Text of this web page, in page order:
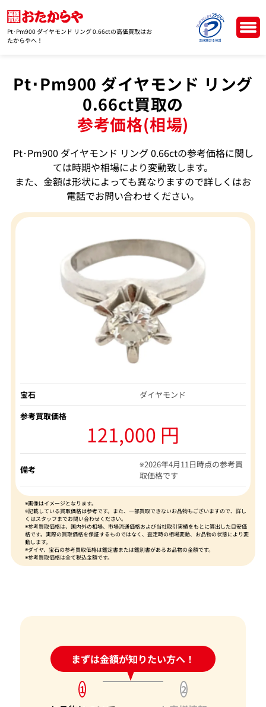
Pt･Pm900 ダイヤモンド リング 0.66ctの高価買取はお
たからやへ！
Pt･Pm900 ダイヤモンド リング
0.66ct買取の
参考価格(相場)
Pt･Pm900 ダイヤモンド リング 0.66ctの参考価格に関し
ては時期や相場により変動致します。
また、金額は形状によっても異なりますので詳しくはお
電話でお問い合わせください。
宝石
ダイヤモンド
参考買取価格
121,000 円
備考
※2026年4月11日時点の参考買
取価格です
※画像はイメージとなります。
※記載している買取価格は参考です。また、一部買取できないお品物もございますので、詳し
くはスタッフまでお問い合わせください。
※参考買取価格は、国内外の相場、市場流通価格および当社取引実績をもとに算出した目安価
格です。実際の買取価格を保証するものではなく、査定時の相場変動、お品物の状態により変
動します。
※ダイヤ、宝石の参考買取価格は鑑定書または鑑別書があるお品物の金額です。
※参考買取価格は全て税込金額です。
まずは金額が知りたい方へ！
24時間受付中!問い合わせフォーム
1
2